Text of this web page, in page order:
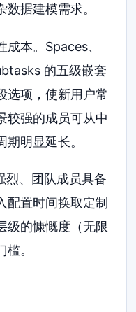
据建模需求。
本。Spaces、
的五级嵌套
选项，使新用户常
较强的成员可从中
明显延长。
烈、团队成员具备
配置时间换取定制
级的慷慨度（无限
。